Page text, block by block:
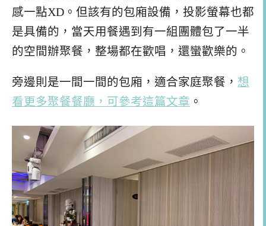
感一點XD。但該有的包廂設備，投影螢幕也都
是具備的，當天用餐遇到有一組團體包了一半
的空間辦聚餐，整場都在歡唱，還蠻歡樂的。
旁邊則是一間一間的包廂，適合家庭聚餐， 想
看更多聚餐餐廳，可參考這篇文章 。